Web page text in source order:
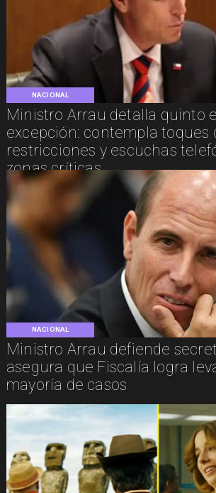
NACIONAL
Ministro Arrau detalla quinto
excepción: contempla toques
restricciones y escuchas
zonas críticas
NACIONAL
Ministro Arrau defiende
asegura que Fiscalía logra
mayoría de casos